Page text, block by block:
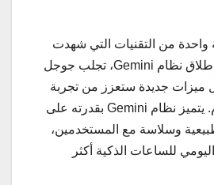
واحدة من التقنيات التي شهدت
تطوراً ملحوظاً، ومع إطلاق نظام Gemini، تجلب جوجل
ميزات جديدة ستعزز من تجربة
المستخدم بشكل عام. يتميز نظام Gemini بقدرته على
وسلاسة مع المستخدمين،
للساعات الذكية أكثر